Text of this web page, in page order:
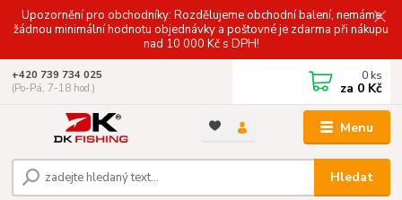
Upozornění pro obchodníky: Rozdělujeme obchodní balení, nemáme
žádnou minimální hodnotu objednávky a poštovné je zdarma při nákupu
nad 10 000 Kč s DPH!
Menu
Hledat
+420 739 734 025
(Po-Pá, 7-18 hod.)
0 ks
za 0 Kč